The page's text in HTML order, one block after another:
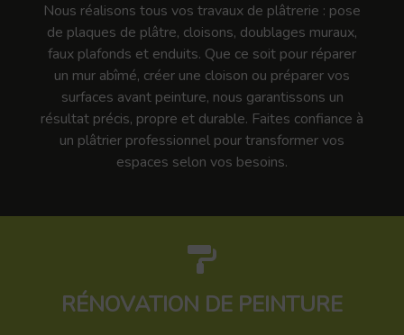
Nous réalisons tous vos travaux de plâtrerie : pose
de plaques de plâtre, cloisons, doublages muraux,
faux plafonds et enduits. Que ce soit pour réparer
un mur abîmé, créer une cloison ou préparer vos
surfaces avant peinture, nous garantissons un
résultat précis, propre et durable. Faites confiance à
un plâtrier professionnel pour transformer vos
espaces selon vos besoins.
RÉNOVATION DE PEINTURE